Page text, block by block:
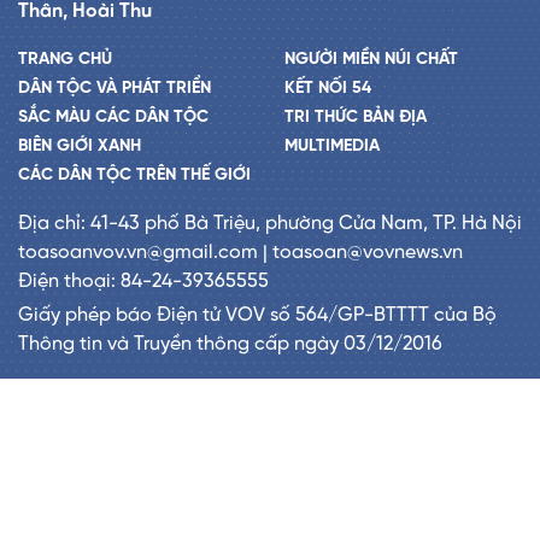
Thân, Hoài Thu
TRANG CHỦ
DÂN TỘC VÀ PHÁT TRIỂN
SẮC MÀU CÁC DÂN TỘC
BIÊN GIỚI XANH
CÁC DÂN TỘC TRÊN THẾ GIỚI
NGƯỜI MIỀN NÚI CHẤT
KẾT NỐI 54
TRI THỨC BẢN ĐỊA
MULTIMEDIA
Địa chỉ: 41-43 phố Bà Triệu, phường Cửa Nam, TP. Hà Nội
toasoanvov.vn@gmail.com | toasoan@vovnews.vn
Điện thoại: 84-24-39365555
Giấy phép báo Điện tử VOV số 564/GP-BTTTT của Bộ
Thông tin và Truyền thông cấp ngày 03/12/2016